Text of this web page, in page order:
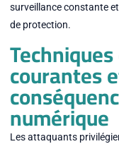
surveillance constante
de protection.
courantes
numérique
Les attaquants